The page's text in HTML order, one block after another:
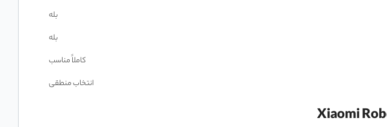
بله
بله
کاملاً مناسب
انتخاب منطقی